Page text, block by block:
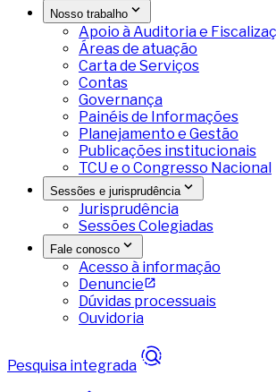
Nosso trabalho
Apoio à Auditoria e
Áreas de atuação
Carta de Serviços
Contas
Governança
Painéis de Informações
Planejamento e Gestão
Publicações institucionais
TCU e o Congresso Nacional
Sessões e jurisprudência
Jurisprudência
Sessões Colegiadas
Fale conosco
Acesso à informação
Denuncie
Dúvidas processuais
Ouvidoria
Pesquisa integrada